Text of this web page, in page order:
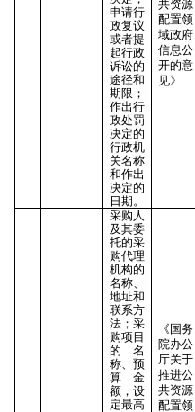
申请行
政复议
或者提
起行政
诉讼的
途径和
期限；
作出行
政处罚
决定的
行政机
关名称
和作出
决定的
日期。
共资源
配置领
域政府
信息公
开的意
见》
采购人
及其委
托的采
购代理
机构的
名称、
地址和
联系方
法；采
购项目
的名
称、预
算金
额，设
定最高
《国务
院办公
厅关于
推进公
共资源
配置领